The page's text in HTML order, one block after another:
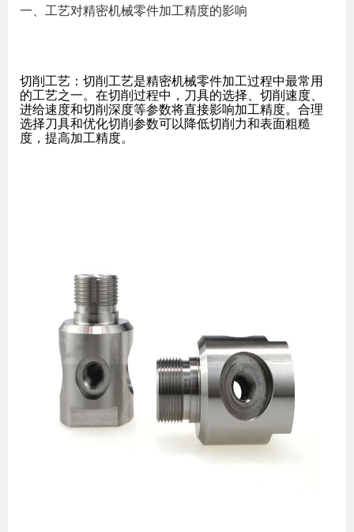
一、工艺对精密机械零件加工精度的影响
切削工艺：切削工艺是精密机械零件加工过程中最常用
的工艺之一。在切削过程中，刀具的选择、切削速度、
进给速度和切削深度等参数将直接影响加工精度。合理
选择刀具和优化切削参数可以降低切削力和表面粗糙
度，提高加工精度。